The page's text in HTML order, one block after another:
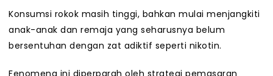
Konsumsi rokok masih tinggi, bahkan mulai menjangkiti
anak-anak dan remaja yang seharusnya belum
bersentuhan dengan zat adiktif seperti nikotin.